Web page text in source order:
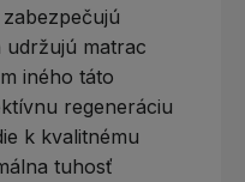
udržujú matrac
iného táto
regeneráciu
k kvalitnému
tuhosť